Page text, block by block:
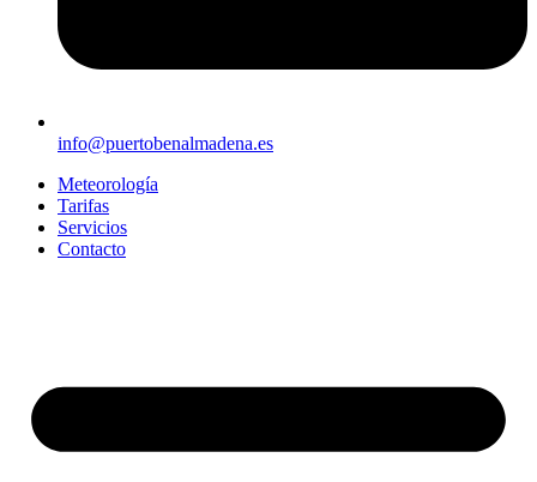
info@puertobenalmadena.es
Meteorología
Tarifas
Servicios
Contacto